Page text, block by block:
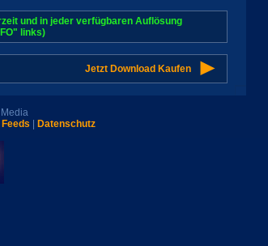
und in jeder verfügbaren Auflösung
links)
Jetzt Download Kaufen
Feeds Datenschutz